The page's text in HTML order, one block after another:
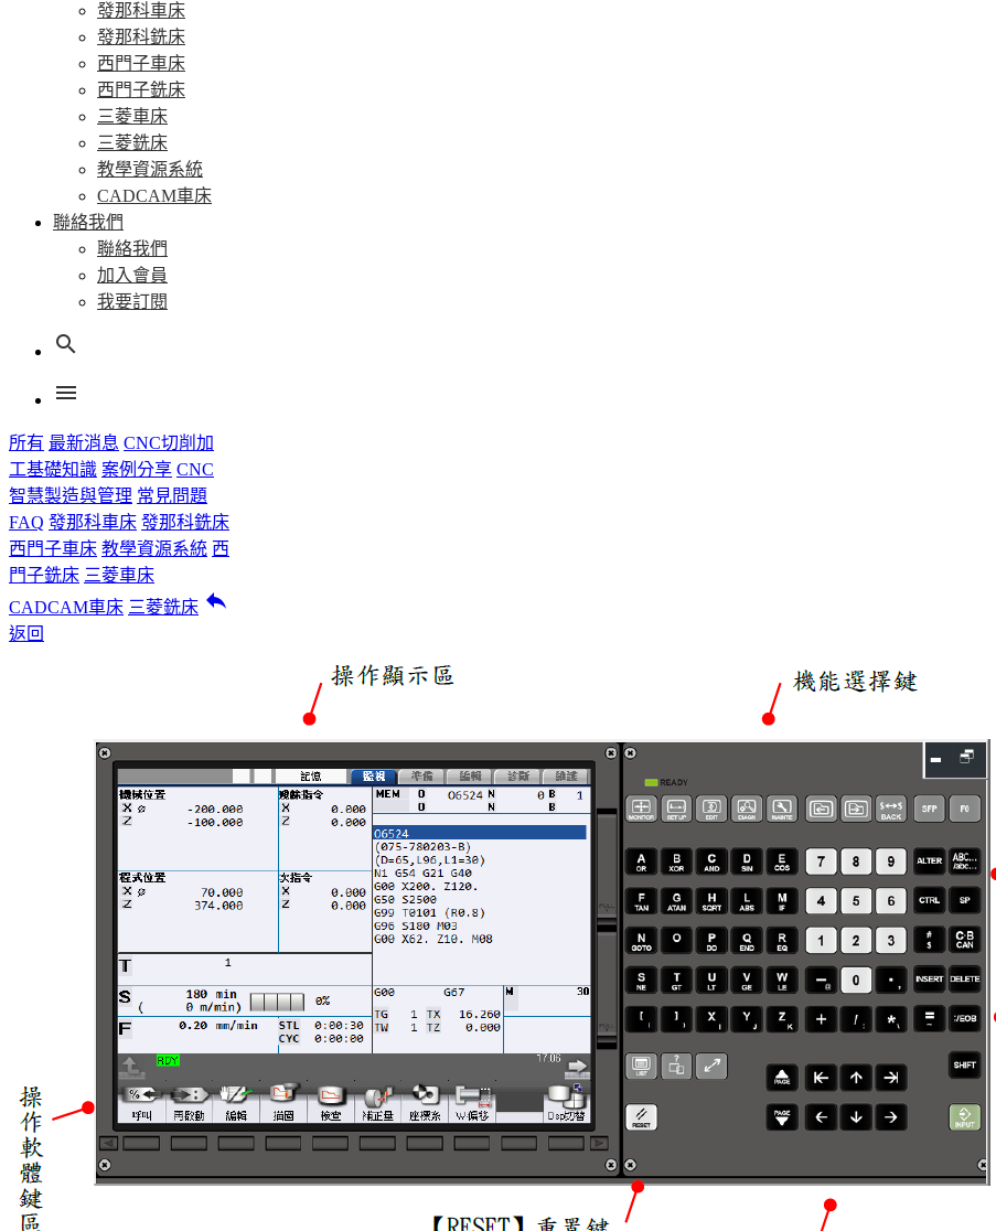
發那科車床
發那科銑床
西門子車床
西門子銑床
三菱車床
三菱銑床
教學資源系統
CADCAM車床
聯絡我們
聯絡我們
加入會員
我要訂閱
search
menu
所有 最新消息 CNC切削加
工基礎知識 案例分享 CNC
智慧製造與管理 常見問題
FAQ 發那科車床 發那科銑床
西門子車床 教學資源系統 西
門子銑床 三菱車床
CADCAM車床 三菱銑床 reply
返回